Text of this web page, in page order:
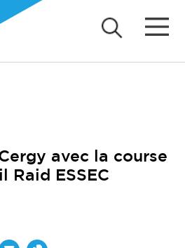
avec la course
Raid ESSEC